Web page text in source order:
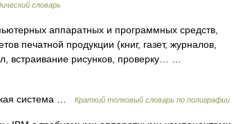
словарь
аппаратных и программных средств,
печатной продукции (книг, газет, журналов,
встраивание рисунков, проверку… …
система … Краткий толковый словарь по полиграфии